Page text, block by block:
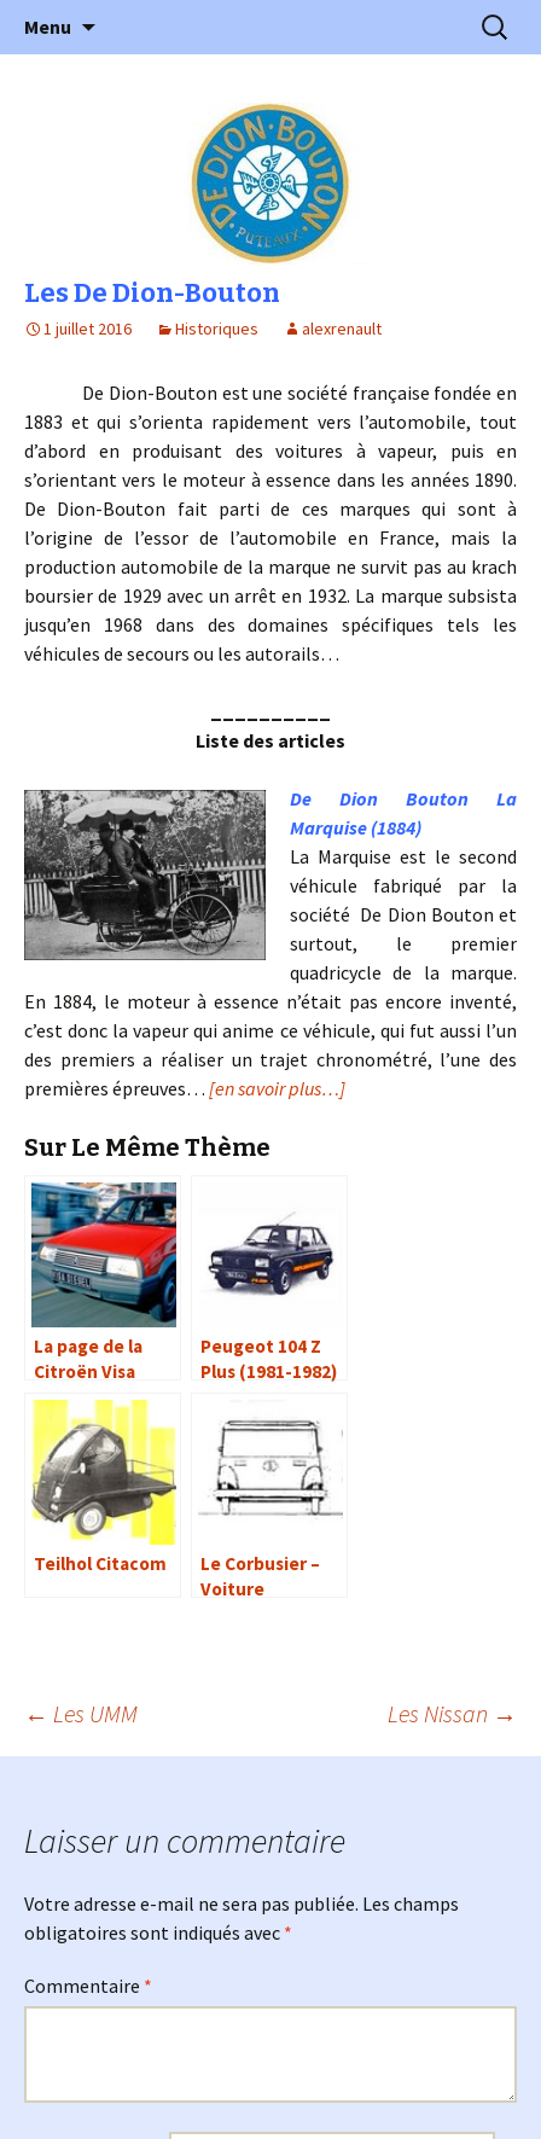
l'Automobile Ancienne
l'automobile ancienne : articles, historiques
…
Menu
Les De Dion-Bouton
1 juillet 2016 Historiques alexrenault
De Dion-Bouton est une société française fondée en
1883 et qui s’orienta rapidement vers l’automobile, tout
d’abord en produisant des voitures à vapeur, puis en
s’orientant vers le moteur à essence dans les années 1890.
De Dion-Bouton fait parti de ces marques qui sont à
l’origine de l’essor de l’automobile en France, mais la
production automobile de la marque ne survit pas au krach
boursier de 1929 avec un arrêt en 1932. La marque subsista
jusqu’en 1968 dans des domaines spécifiques tels les
véhicules de secours ou les autorails…
Liste des articles
De Dion Bouton La
Marquise (1884)
La Marquise est le second
véhicule fabriqué par la
société De Dion Bouton et
surtout, le premier
quadricycle de la marque.
En 1884, le moteur à essence n’était pas encore inventé,
c’est donc la vapeur qui anime ce véhicule, qui fut aussi l’un
des premiers a réaliser un trajet chronométré, l’une des
premières épreuves… [en savoir plus…]
Sur Le Même Thème
La page de la
Citroën Visa
Peugeot 104 Z
Plus (1981-1982)
Teilhol Citacom
Le Corbusier –
Voiture
Navigation
articles
← Les UMM Les Nissan →
Laisser un commentaire
Votre adresse e-mail ne sera pas publiée. Les champs
obligatoires sont indiqués avec *
Commentaire *